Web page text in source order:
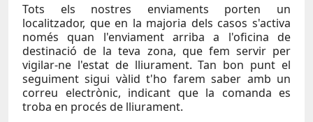
Tots els nostres enviaments porten un
localitzador, que en la majoria dels casos s'activa
només quan l'enviament arriba a l'oficina de
destinació de la teva zona, que fem servir per
vigilar-ne l'estat de lliurament. Tan bon punt el
seguiment sigui vàlid t'ho farem saber amb un
correu electrònic, indicant que la comanda es
troba en procés de lliurament.